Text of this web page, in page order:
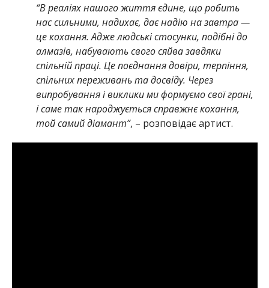
“В реаліях нашого життя єдине, що робить
нас сильними, надихає, дає надію на завтра —
це кохання. Адже людські стосунки, подібні до
алмазів, набувають свого сяйва завдяки
спільній праці. Це поєднання довіри, терпіння,
спільних переживань та досвіду. Через
випробування і виклики ми формуємо свої грані,
і саме так народжується справжнє кохання,
той самий діамант”, – розповідає артист.